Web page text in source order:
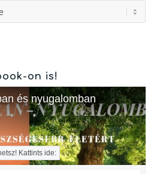
on is!
és nyugalomban
Kattints ide: